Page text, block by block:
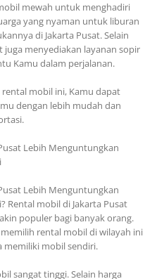
mewah untuk menghadiri
yang nyaman untuk liburan
di Jakarta Pusat. Selain
juga menyediakan layanan sopir
Kamu dalam perjalanan.
mobil ini, Kamu dapat
dengan lebih mudah dan
Lebih Menguntungkan
Lebih Menguntungkan
Rental mobil di Jakarta Pusat
populer bagi banyak orang.
rental mobil di wilayah ini
memiliki mobil sendiri.
sangat tinggi. Selain harga